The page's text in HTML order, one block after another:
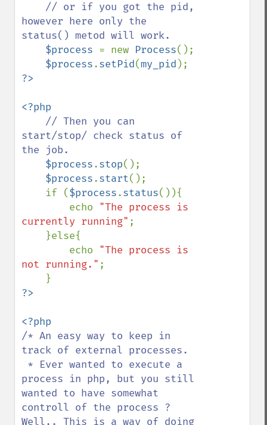
// or if you got the pid,
however here only the
status() metod will work.
$process = new Process();
$process.setPid(my_pid
<?php
// Then you can
start/stop/ check status of
the job.
$process.stop();
$process.start();
    if (
$process.status()){
        echo
"The process is
currently running" ;
        echo
"The process is
not running." ;
/* An easy way to keep in
track of external processes.
process in php, but you still
wanted to have somewhat
controll of the process ?
Well.. This is a way of doing